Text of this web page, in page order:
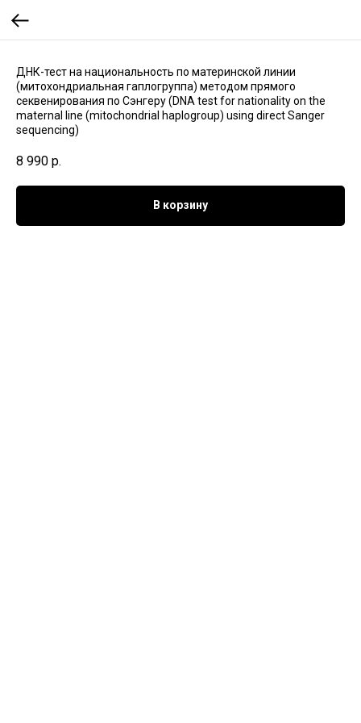
ДНК-тест на национальность по материнской линии
(митохондриальная гаплогруппа) методом прямого
секвенирования по Сэнгеру (DNA test for nationality on the
maternal line (mitochondrial haplogroup) using direct Sanger
sequencing)
8 990 р.
В корзину